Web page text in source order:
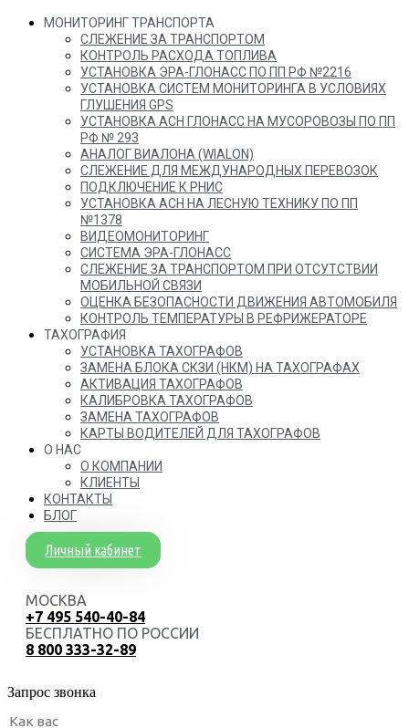
МОНИТОРИНГ ТРАНСПОРТА
СЛЕЖЕНИЕ ЗА ТРАНСПОРТОМ
КОНТРОЛЬ РАСХОДА ТОПЛИВА
УСТАНОВКА ЭРА-ГЛОНАСС ПО ПП РФ №2216
УСТАНОВКА СИСТЕМ МОНИТОРИНГА В УСЛОВИЯХ
ГЛУШЕНИЯ GPS
УСТАНОВКА АСН ГЛОНАСС НА МУСОРОВОЗЫ ПО ПП
РФ № 293
АНАЛОГ ВИАЛОНА (WIALON)
СЛЕЖЕНИЕ ДЛЯ МЕЖДУНАРОДНЫХ ПЕРЕВОЗОК
ПОДКЛЮЧЕНИЕ К РНИС
УСТАНОВКА АСН НА ЛЕСНУЮ ТЕХНИКУ ПО ПП
№1378
ВИДЕОМОНИТОРИНГ
СИСТЕМА ЭРА-ГЛОНАСС
СЛЕЖЕНИЕ ЗА ТРАНСПОРТОМ ПРИ ОТСУТСТВИИ
МОБИЛЬНОЙ СВЯЗИ
ОЦЕНКА БЕЗОПАСНОСТИ ДВИЖЕНИЯ АВТОМОБИЛЯ
КОНТРОЛЬ ТЕМПЕРАТУРЫ В РЕФРИЖЕРАТОРЕ
ТАХОГРАФИЯ
УСТАНОВКА ТАХОГРАФОВ
ЗАМЕНА БЛОКА СКЗИ (НКМ) НА ТАХОГРАФАХ
АКТИВАЦИЯ ТАХОГРАФОВ
КАЛИБРОВКА ТАХОГРАФОВ
ЗАМЕНА ТАХОГРАФОВ
КАРТЫ ВОДИТЕЛЕЙ ДЛЯ ТАХОГРАФОВ
О НАС
О КОМПАНИИ
КЛИЕНТЫ
КОНТАКТЫ
БЛОГ
Личный кабинет
МОСКВА
+7 495 540-40-84
БЕСПЛАТНО ПО РОССИИ
8 800 333-32-89
Запрос звонка